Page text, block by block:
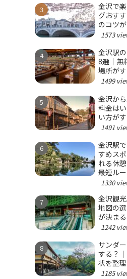
金沢で
グおす
のコツ
1573
金沢駅
8選｜無
場所が
1499
金沢か
料金は
い方が
1491
金沢駅
すめス
れる休
最短ル
1330
金沢観
地図の
が決まる
1242
サンダ
する？
状を整理
1185